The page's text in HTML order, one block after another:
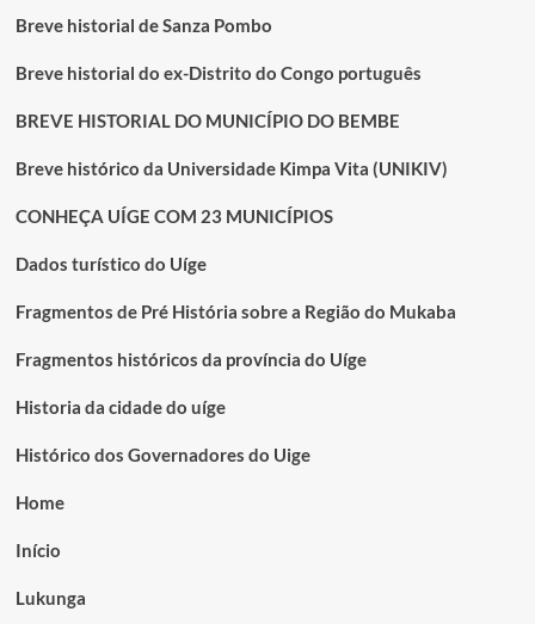
Breve historial de Sanza Pombo
Breve historial do ex-Distrito do Congo português
BREVE HISTORIAL DO MUNICÍPIO DO BEMBE
Breve histórico da Universidade Kimpa Vita (UNIKIV)
CONHEÇA UÍGE COM 23 MUNICÍPIOS
Dados turístico do Uíge
Fragmentos de Pré História sobre a Região do Mukaba
Fragmentos históricos da província do Uíge
Historia da cidade do uíge
Histórico dos Governadores do Uige
Home
Início
Lukunga